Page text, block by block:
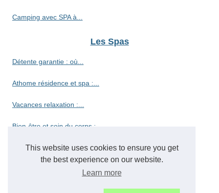
This website uses cookies to ensure you get
the best experience on our website.
Learn more
Camping avec SPA à...
Les Spas
Détente garantie : où...
Athome résidence et spa :...
Vacances relaxation :...
Bien-être et soin du corps :...
Découvrez le camping haut de...
Découvrez le paradis des...